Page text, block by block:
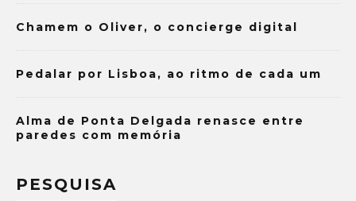
Chamem o Oliver, o concierge digital
Pedalar por Lisboa, ao ritmo de cada um
Alma de Ponta Delgada renasce entre
paredes com memória
PESQUISA